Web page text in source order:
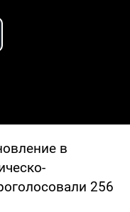
Video
в
256